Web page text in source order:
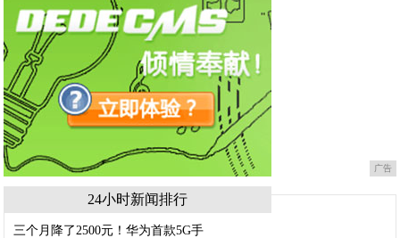
广告
24小时新闻排行
三个月降了2500元！华为首款5G手